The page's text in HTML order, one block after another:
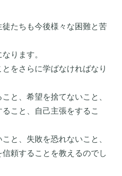
たちも今後様々な困難と苦
ります。
をさらに学ばなければなり
と、希望を捨てないこと、
こと、自己主張をするこ
と、失敗を恐れないこと、
頼することを教えるのでし